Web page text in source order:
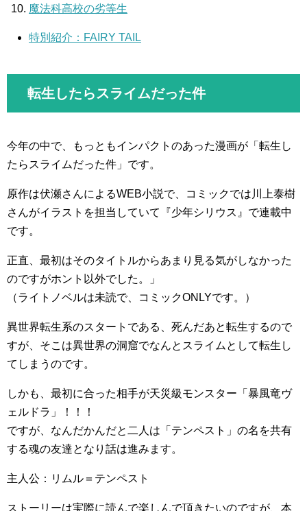
魔法科高校の劣等生
特別紹介：FAIRY TAIL
転生したらスライムだった件
今年の中で、もっともインパクトのあった漫画が「転生し
たらスライムだった件」です。
原作は伏瀬さんによるWEB小説で、コミックでは川上泰樹
さんがイラストを担当していて『少年シリウス』で連載中
です。
正直、最初はそのタイトルからあまり見る気がしなかった
のですがホント以外でした。」
（ライトノベルは未読で、コミックONLYです。）
異世界転生系のスタートである、死んだあと転生するので
すが、そこは異世界の洞窟でなんとスライムとして転生し
てしまうのです。
しかも、最初に合った相手が天災級モンスター「暴風竜ヴ
ェルドラ」！！！
ですが、なんだかんだと二人は「テンペスト」の名を共有
する魂の友達となり話は進みます。
主人公：リムル＝テンペスト
ストーリーは実際に読んで楽しんで頂きたいのですが、本